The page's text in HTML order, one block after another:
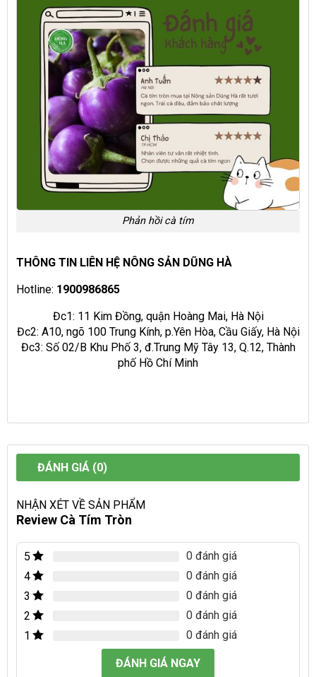
Phản hồi cà tím
THÔNG TIN LIÊN HỆ NÔNG SẢN DŨNG HÀ
Hotline: 1900986865
Đc1: 11 Kim Đồng, quận Hoàng Mai, Hà Nội
Đc2: A10, ngõ 100 Trung Kính, p.Yên Hòa, Cầu Giấy, Hà Nội
Đc3: Số 02/B Khu Phố 3, đ.Trung Mỹ Tây 13, Q.12, Thành
phố Hồ Chí Minh
ĐÁNH GIÁ (0)
NHẬN XÉT VỀ SẢN PHẨM
Review Cà Tím Tròn
5
0 đánh giá
4
0 đánh giá
3
0 đánh giá
2
0 đánh giá
1
0 đánh giá
ĐÁNH GIÁ NGAY